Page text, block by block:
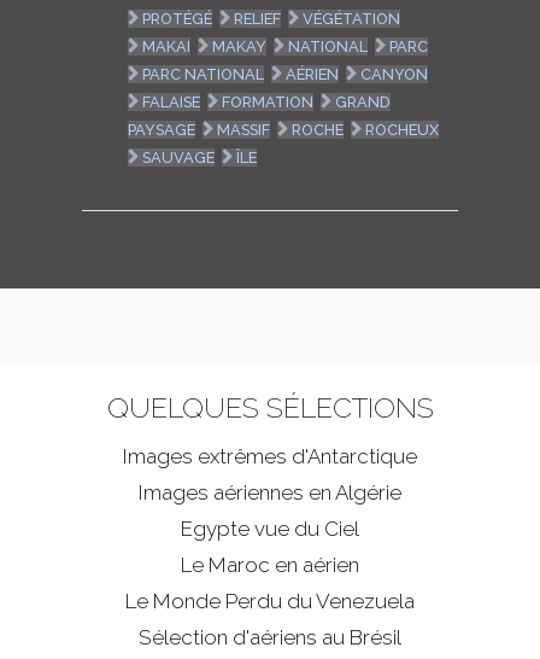
PROTÉGÉ
RELIEF
VÉGÉTATION
MAKAI
MAKAY NATIONAL
PARC
PARC NATIONAL
AÉRIEN
CANYON
FALAISE
FORMATION
GRAND
PAYSAGE
MASSIF ROCHE
ROCHEUX
SAUVAGE
ÎLE
QUELQUES SÉLECTIONS
Images extrêmes d'Antarctique
Images aériennes en Algérie
Egypte vue du Ciel
Le Maroc en aérien
Le Monde Perdu du Venezuela
Sélection d'aériens au Brésil